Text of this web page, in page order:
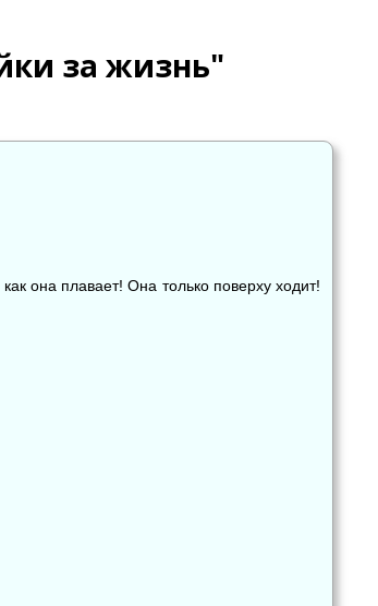
за жизнь"
она плавает! Она только поверху ходит!